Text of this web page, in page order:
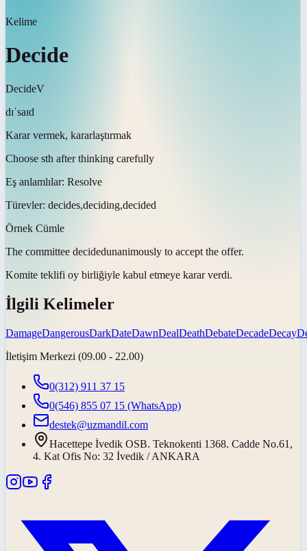
Kelime
Decide
DecideV
dɪˈsaɪd
Karar vermek, kararlaştırmak
Choose sth after thinking carefully
Eş anlamlılar: Resolve
Türevler: decides,deciding,decided
Örnek Cümle
The committee decidedunanimously to accept the offer.
Komite teklifi oy birliğiyle kabul etmeye karar verdi.
İlgili Kelimeler
DamageDangerousDarkDateDawnDealDeathDebateDecadeDecay
İletişim Merkezi (09.00 - 22.00)
0(312) 911 37 15
0(546) 855 07 15 (WhatsApp)
destek@uzmandil.com
Hacettepe İvedik OSB. Teknokenti 1368. Cadde No.61,
4. Kat Ofis No: 32 İvedik / ANKARA